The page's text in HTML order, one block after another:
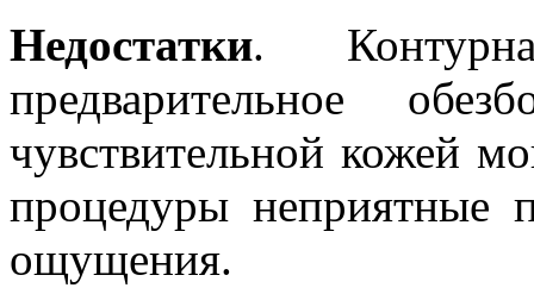
Недостатки.
предварительное
чувствительной кожей
процедуры неприятные
ощущения.